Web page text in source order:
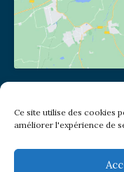
Ce site utilise des cookies
améliorer l'expérience de
(pas de courrier à
2 place Jules Joffrin -
Metro: Jules Joffrin
Bus : Mairie du XVIII